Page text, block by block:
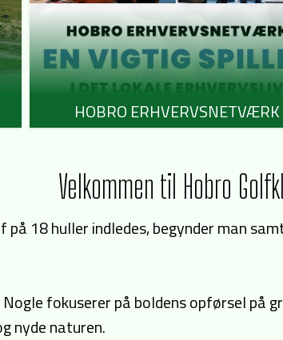
HOBRO ERHVERVSNETVÆRK
Velkommen til Hobro
18 huller indledes, begynder man
fokuserer på boldens opførsel på
nyde naturen.